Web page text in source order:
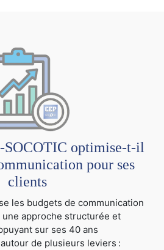
SOCOTIC optimise-t-il
pour ses
clients
les budgets de communication
approche structurée et
sur ses 40 ans
de plusieurs leviers :